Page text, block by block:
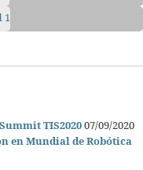
1
TIS202007/09/2020
en Mundial de Robótica